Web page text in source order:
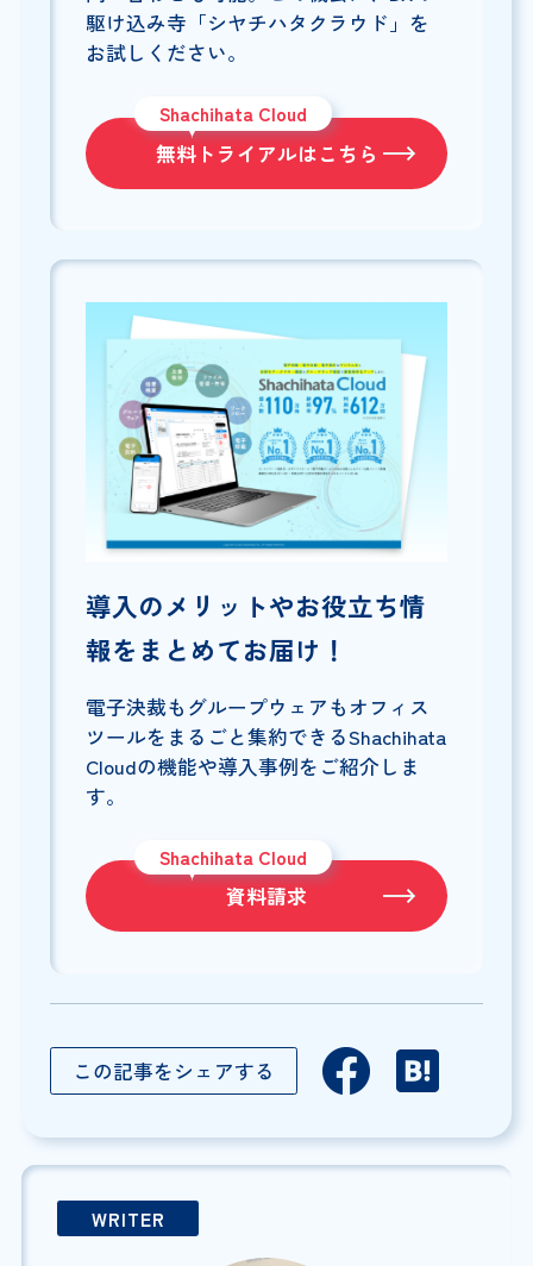
駆け込み寺「シヤチハタクラウド」を
お試しください。
Shachihata Cloud
無料トライアルはこちら
導入のメリットやお役立ち情
報をまとめてお届け！
電子決裁もグループウェアもオフィス
ツールをまるごと集約できるShachihata
Cloudの機能や導入事例をご紹介しま
す。
Shachihata Cloud
資料請求
この記事をシェアする
WRITER